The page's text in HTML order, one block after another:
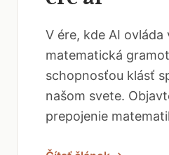
V ére, kde AI ovláda
matematická
schopnosťou klásť
našom svete.
prepojenie